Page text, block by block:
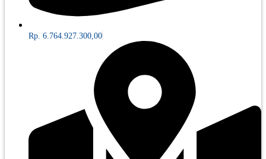
Rp. 6.764.927.300,00